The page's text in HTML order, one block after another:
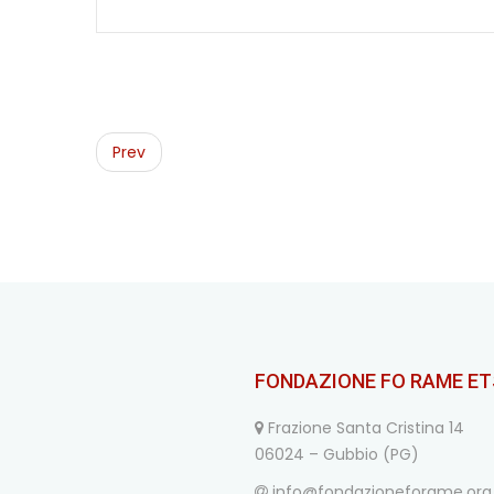
Post
navigation
Prev
FONDAZIONE FO RAME
Frazione Santa Cristina 14
06024 – Gubbio (PG)